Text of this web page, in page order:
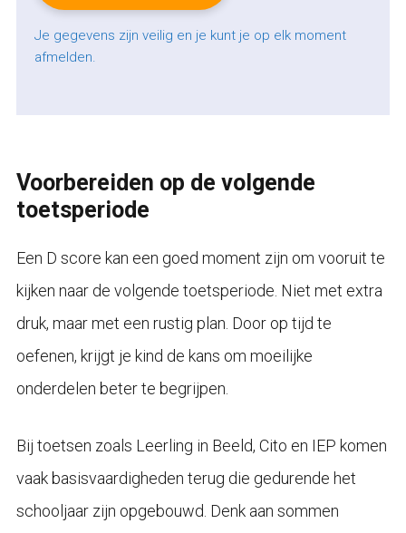
Je gegevens zijn veilig en je kunt je op elk moment
afmelden.
Voorbereiden op de volgende
toetsperiode
Een D score kan een goed moment zijn om vooruit te
kijken naar de volgende toetsperiode. Niet met extra
druk, maar met een rustig plan. Door op tijd te
oefenen, krijgt je kind de kans om moeilijke
onderdelen beter te begrijpen.
Bij toetsen zoals Leerling in Beeld, Cito en IEP komen
vaak basisvaardigheden terug die gedurende het
schooljaar zijn opgebouwd. Denk aan sommen